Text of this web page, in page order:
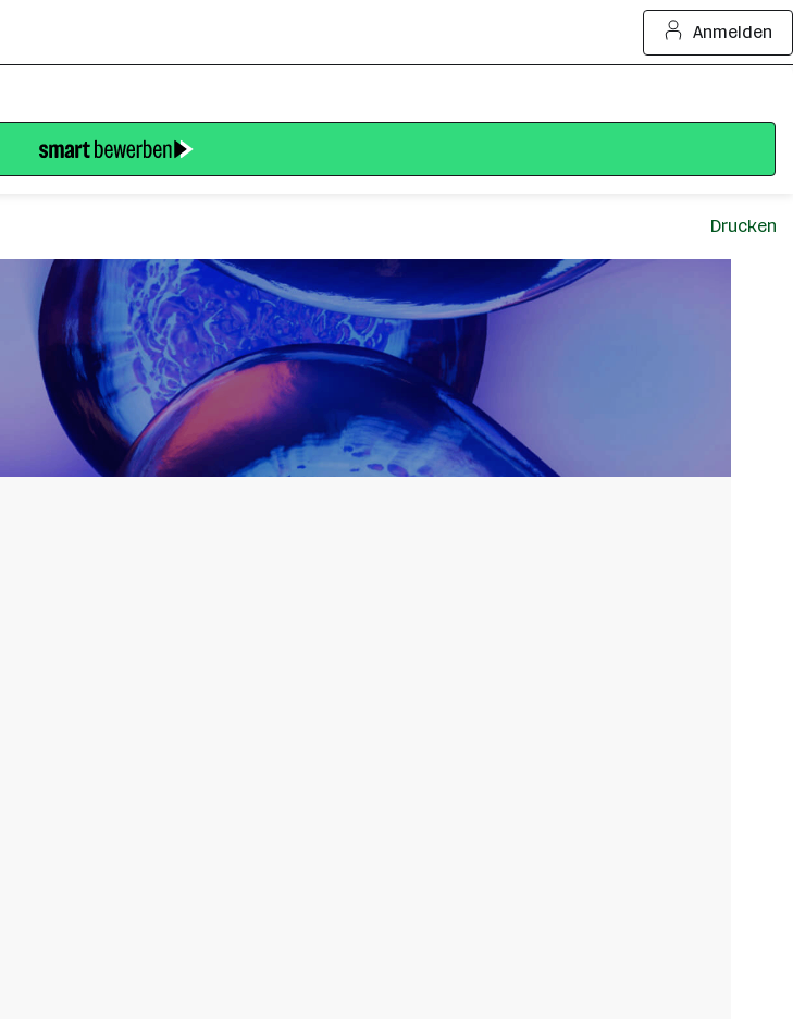
Anmelden
Drucken